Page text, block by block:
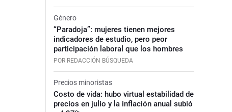
Género
“Paradoja”: mujeres tienen mejores
indicadores de estudio, pero peor
participación laboral que los hombres
POR REDACCIÓN BÚSQUEDA
Precios minoristas
Costo de vida: hubo virtual estabilidad de
precios en julio y la inflación anual subió